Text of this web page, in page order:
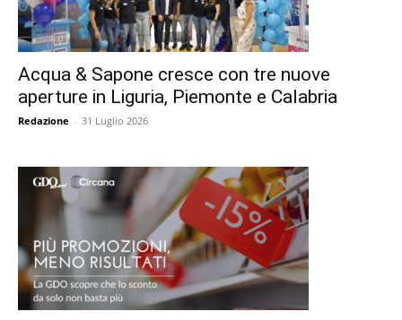
Acqua & Sapone cresce con tre nuove
aperture in Liguria, Piemonte e Calabria
Redazione - 31 Luglio 2026